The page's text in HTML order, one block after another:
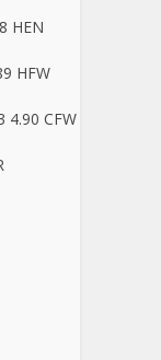
HEN
HFW
4.90 CFW